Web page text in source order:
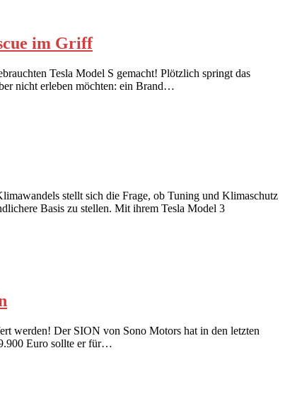
im Griff
Tesla Model S gemacht! Plötzlich springt das
nicht erleben möchten: ein Brand…
stellt sich die Frage, ob Tuning und Klimaschutz
Basis zu stellen. Mit ihrem Tesla Model 3
werden! Der SION von Sono Motors hat in den letzten
Euro sollte er für…